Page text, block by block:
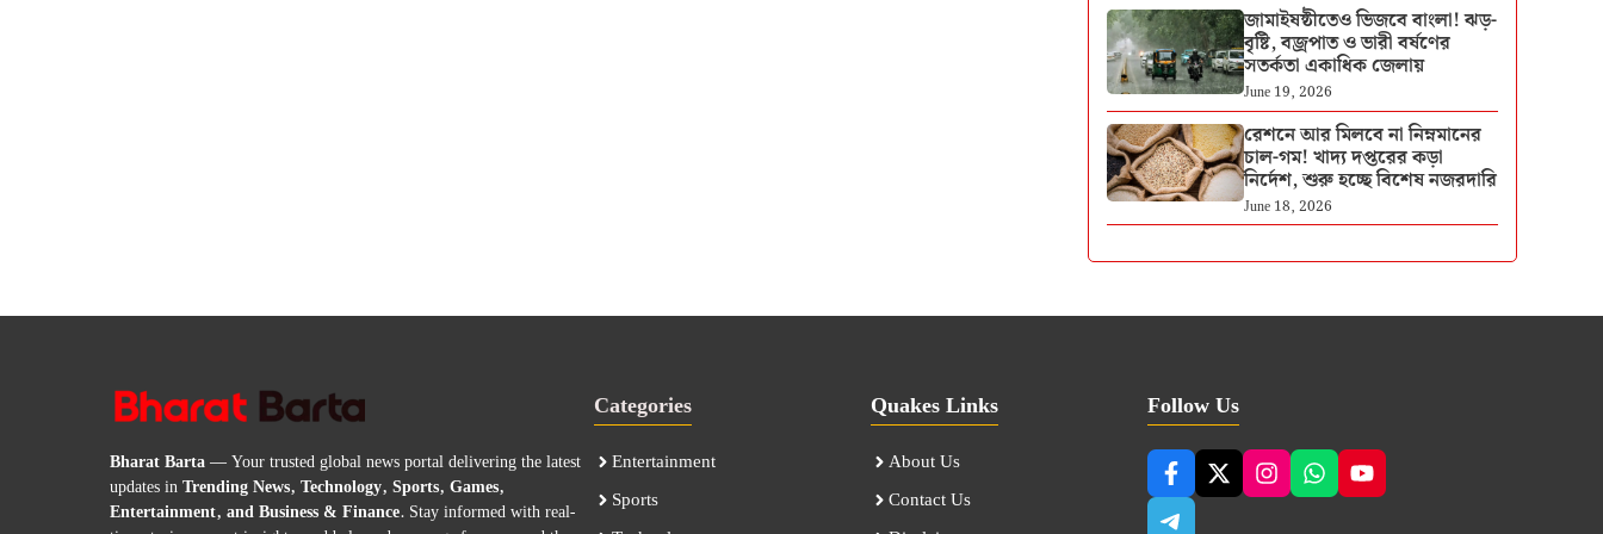
জামাইষষ্ঠীতেও ভিজবে বাংলা! ঝড়-
বৃষ্টি, বজ্রপাত ও ভারী বর্ষণের
সতর্কতা একাধিক জেলায়
June 19, 2026
রেশনে আর মিলবে না নিম্নমানের
চাল-গম! খাদ্য দপ্তরের কড়া
নির্দেশ, শুরু হচ্ছে বিশেষ নজরদারি
June 18, 2026
Bharat Barta— Your trusted global news portal delivering the latest
updates inTrending News, Technology, Sports, Games,
Entertainment, and Business & Finance. Stay informed with real-
Categories
Entertainment
Sports
Quakes Links
About Us
Contact Us
Follow Us